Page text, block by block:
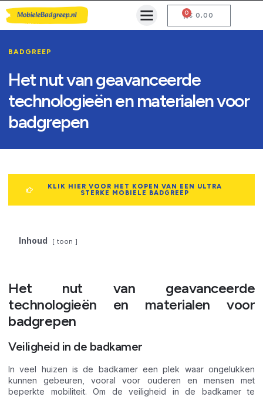
€ 0,00
0
BADGREEP
Het nut van geavanceerde
technologieën en materialen voor
badgrepen
KLIK HIER VOOR HET KOPEN VAN EEN ULTRA
STERKE MOBIELE BADGREEP
Inhoud toon
Het nut van geavanceerde
technologieën en materialen voor
badgrepen
Veiligheid in de badkamer
In veel huizen is de badkamer een plek waar ongelukken
kunnen gebeuren, vooral voor ouderen en mensen met
beperkte mobiliteit. Om de veiligheid in de badkamer te